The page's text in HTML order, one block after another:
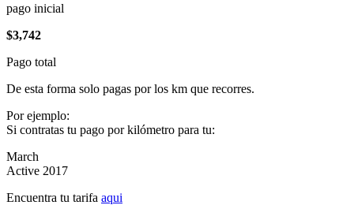
pago inicial
$3,742
Pago total
De esta forma solo pagas por los km que recorres.
Por ejemplo:
Si contratas tu pago por kilómetro para tu:
March
Active 2017
Encuentra tu tarifa aqui